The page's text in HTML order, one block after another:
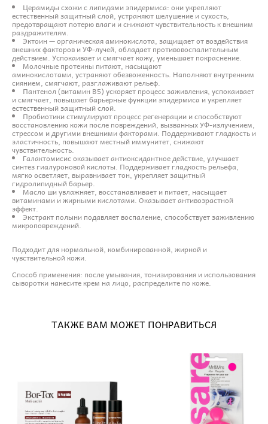
Церамиды схожи с липидами эпидермиса: они укрепляют
естественный защитный слой, устраняют шелушение и сухость,
предотвращают потерю влаги и снижают чувствительность к внешним
раздражителям.
Эктоин — органическая аминокислота, защищает от воздействия
внешних факторов и УФ-лучей, обладает противовоспалительным
действием. Успокаивает и смягчает кожу, уменьшает покраснение.
Молочные протеины питают, насыщают
аминокислотами, устраняют обезвоженность. Наполняют внутренним
сиянием, смягчают, разглаживают рельеф.
Пантенол (витамин B5) ускоряет процесс заживления, успокаивает
и смягчает, повышает барьерные функции эпидермиса и укрепляет
естественный защитный слой.
Пробиотики стимулируют процесс регенерации и способствуют
восстановлению кожи после повреждений, вызванных УФ-излучением,
стрессом и другими внешними факторами. Поддерживают гладкость и
эластичность, повышают местный иммунитет, снижают
чувствительность.
Галактомисис оказывает антиоксидантное действие, улучшает
синтез гиалуроновой кислоты. Поддерживает гладкость рельефа,
мягко осветляет, выравнивает тон, укрепляет защитный
гидролипидный барьер.
Масло ши увлажняет, восстанавливает и питает, насыщает
витаминами и жирными кислотами. Оказывает антивозрастной
эффект.
Экстракт полыни подавляет воспаление, способствует заживлению
микроповреждений.
Подходит для нормальной, комбинированной, жирной и
чувствительной кожи.
Способ применения: после умывания, тонизирования и использования
сыворотки нанесите крем на лицо, распределите по коже.
ТАКЖЕ ВАМ МОЖЕТ ПОНРАВИТЬСЯ